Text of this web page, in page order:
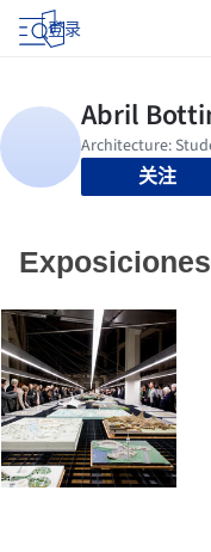
登录
关注
Exposiciones